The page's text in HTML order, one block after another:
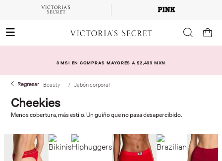
3 MSI EN COMPRAS MAYORES A $2,499 MXN
Beauty Jabón corporal
Cheekies
Menos cobertura, más estilo. Un guiño que no pasa desapercibido.